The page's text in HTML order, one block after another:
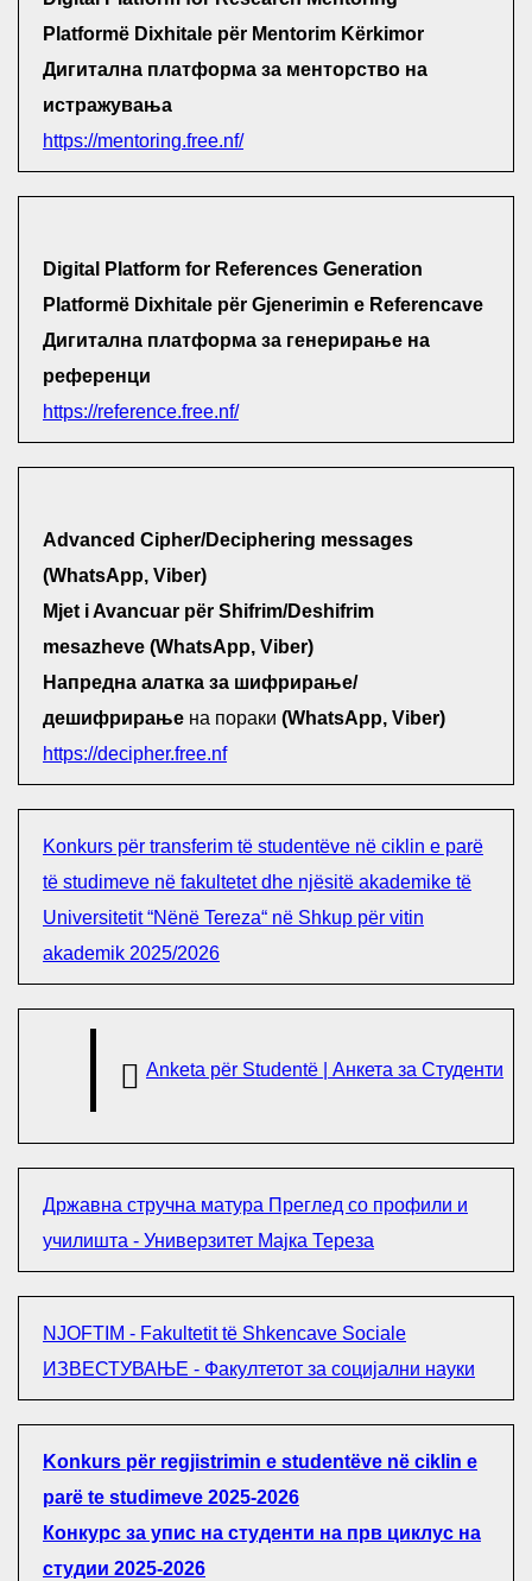
Platformë Dixhitale për Mentorim Kërkimor
Дигитална платформа за менторство на
истражувања
https://mentoring.free.nf/
Digital Platform for References Generation
Platformë Dixhitale për Gjenerimin e Referencave
Дигитална платформа за генерирање на
референци
https://reference.free.nf/
Advanced Cipher/Deciphering messages
(WhatsApp, Viber)
Mjet i Avancuar për Shifrim/Deshifrim
mesazheve (WhatsApp, Viber)
Напредна алатка за шифрирање/
дешифрирање на пораки (WhatsApp, Viber)
https://decipher.free.nf
Konkurs për transferim të studentëve në ciklin e parë
të studimeve në fakultetet dhe njësitë akademike të
Universitetit “Nënë Tereza“ në Shkup për vitin
akademik 2025/2026
Anketa për Studentë | Анкета за Студенти
Државна стручна матура Преглед со профили и
училишта - Универзитет Мајка Тереза
NJOFTIM - Fakultetit të Shkencave Sociale
ИЗВЕСТУВАЊЕ - Факултетот за социјални науки
Konkurs për regjistrimin e studentëve në ciklin e
parë te studimeve 2025-2026
Конкурс за упис на студенти на прв циклус на
студии 2025-2026